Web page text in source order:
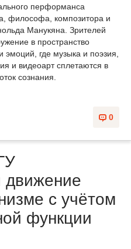
перформанса
философа, композитора и
Манукяна. Зрителей
в пространство
эмоций, где музыка и поэзия,
и видеоарт сплетаются в
сознания.
0
движение
с учётом
функции